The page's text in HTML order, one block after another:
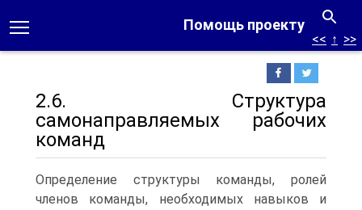
Помощь проекту
<< ↑ >>
2.6. Структура
самонаправляемых рабочих
команд
Определение структуры команды, ролей
членов команды, необходимых навыков и